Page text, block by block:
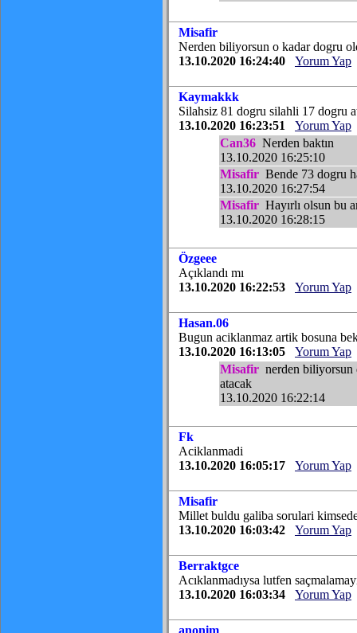
Misafir
Nerden biliyorsun o kadar dogru
13.10.2020 16:24:40
Yorum Yap
Kaymakkk
Silahsiz 81 dogru silahli 17 dogru
13.10.2020 16:23:51
Yorum Yap
Can36 Nerden baktın
13.10.2020 16:25:10
Misafir Bende 73 dogru
13.10.2020 16:27:54
Misafir Hayırlı olsun bu
13.10.2020 16:28:15
Özgeee
Açıklandı mı
13.10.2020 16:22:53
Yorum Yap
Hasan.06
Bugun aciklanmaz artik bosuna
13.10.2020 16:13:05
Yorum Yap
Misafir nerden biliyorsun
atacak
13.10.2020 16:22:14
Fk
Aciklanmadi
13.10.2020 16:05:17
Yorum Yap
Misafir
Millet buldu galiba sorulari
13.10.2020 16:03:42
Yorum Yap
Berraktgce
Acıklanmadıysa lutfen
13.10.2020 16:03:34
Yorum Yap
anonim